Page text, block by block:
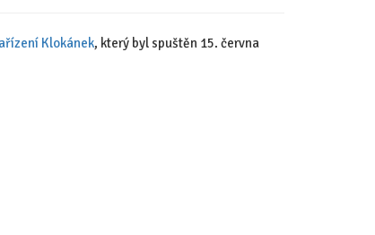
Klokánek, který byl spuštěn 15. června